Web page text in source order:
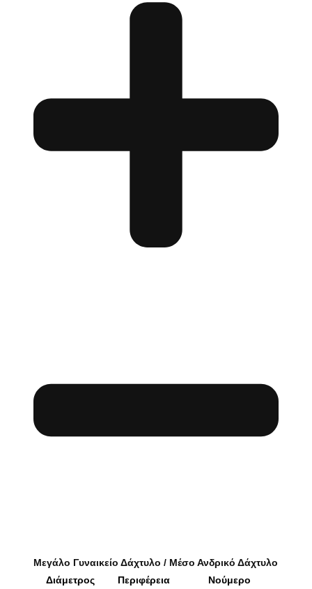
Μεγάλο Γυναικείο Δάχτυλο / Μέσο Ανδρικό Δάχτυλο
Διάμετρος
Περιφέρεια
Νούμερο